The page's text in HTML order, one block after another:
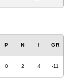
P N I GR
0 2 4 -11